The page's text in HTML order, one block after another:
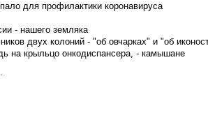
для профилактики коронавируса
- нашего земляка
двух колоний - "об овчарках" и "об
на крыльцо онкодиспансера, - камышане